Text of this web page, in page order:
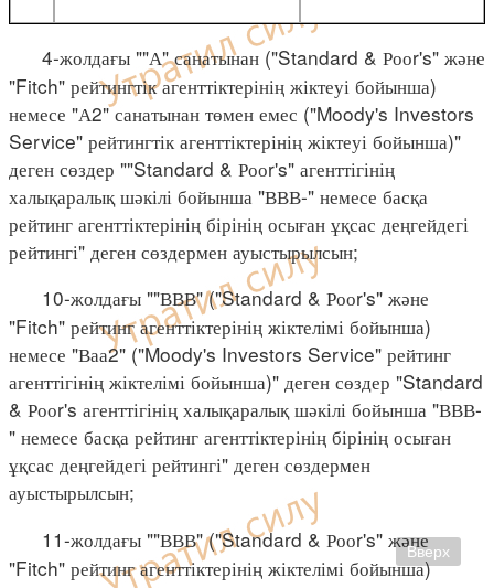
4-жолдағы ""А" санатынан ("Standard & Рооr's" және
"Fitch" рейтингтік агенттіктерінің жіктеуі бойынша)
немесе "А2" санатынан төмен емес ("Moody's Investors
Service" рейтингтік агенттіктерінің жіктеуі бойынша)"
деген сөздер ""Standard & Рооr's" агенттігінің
халықаралық шәкілі бойынша "ВВВ-" немесе басқа
рейтинг агенттіктерінің бірінің осыған ұқсас деңгейдегі
рейтингі" деген сөздермен ауыстырылсын;
10-жолдағы ""ВВВ" ("Standard & Рооr's" және
"Fitch" рейтинг агенттіктерінің жіктелімі бойынша)
немесе "Ваа2" ("Moody's Investors Service" рейтинг
агенттігінің жіктелімі бойынша)" деген сөздер "Standard
& Рооr's агенттігінің халықаралық шәкілі бойынша "ВВВ-
" немесе басқа рейтинг агенттіктерінің бірінің осыған
ұқсас деңгейдегі рейтингі" деген сөздермен
ауыстырылсын;
11-жолдағы ""ВВВ" ("Standard & Рооr's" және
"Fitch" рейтинг агенттіктерінің жіктелімі бойынша)
Вверх